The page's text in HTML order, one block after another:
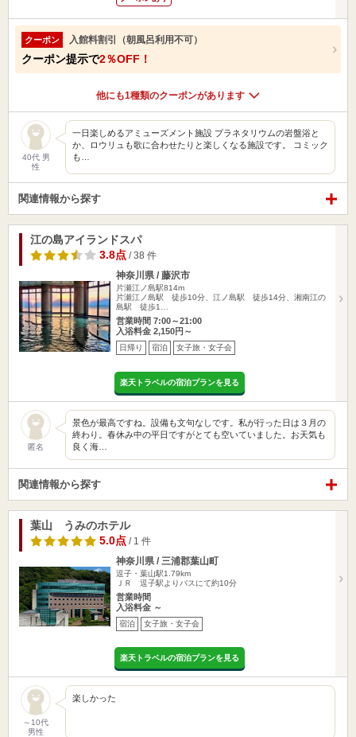
クーポン 入館料割引（朝風呂利用不可）
クーポン提示で2％OFF！
他にも1種類のクーポンがあります
40代 男
性
一日楽しめるアミューズメント施設 プラネタリウムの岩盤浴と
か、ロウリュも歌に合わせたりと楽しくなる施設です。 コミック
も…
関連情報から探す
江の島アイランドスパ
3.8点 / 38 件
神奈川県 / 藤沢市
片瀬江ノ島駅814m
片瀬江ノ島駅 徒歩10分、江ノ島駅 徒歩14分、湘南江の
島駅 徒歩1…
営業時間 7:00～21:00
入浴料金 2,150円～
日帰り 宿泊 女子旅・女子会
楽天トラベルの宿泊プランを見る
匿名
景色が最高ですね。設備も文句なしです。私が行った日は３月の
終わり。春休み中の平日ですがとても空いていました。お天気も
良く海…
関連情報から探す
葉山 うみのホテル
5.0点 / 1 件
神奈川県 / 三浦郡葉山町
逗子・葉山駅1.79km
ＪＲ 逗子駅よりバスにて約10分
営業時間
入浴料金 ～
宿泊 女子旅・女子会
楽天トラベルの宿泊プランを見る
～10代
男性
楽しかった